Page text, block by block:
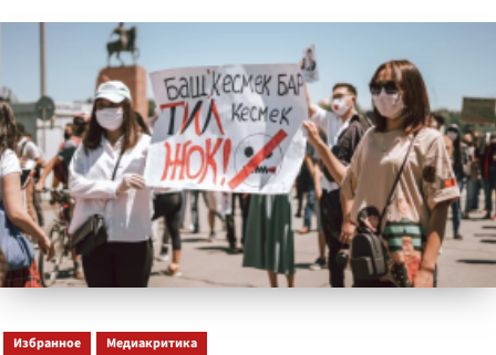
Избранное Медиакритика